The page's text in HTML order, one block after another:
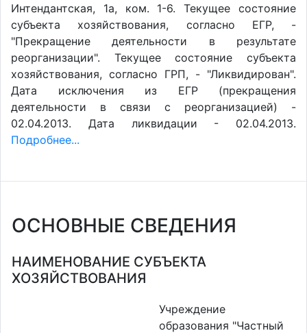
Интендантская, 1а, ком. 1-6. Текущее состояние
субъекта хозяйствования, согласно ЕГР, -
"Прекращение деятельности в результате
реорганизации". Текущее состояние субъекта
хозяйствования, согласно ГРП, - "Ликвидирован".
Дата исключения из ЕГР (прекращения
деятельности в связи с реорганизацией) -
02.04.2013. Дата ликвидации - 02.04.2013.
Подробнее...
ОСНОВНЫЕ СВЕДЕНИЯ
НАИМЕНОВАНИЕ СУБЪЕКТА
ХОЗЯЙСТВОВАНИЯ
Учреждение
образования "Частный